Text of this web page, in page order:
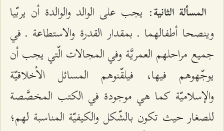
المسألة الثانية: يجب على الوالد والوالدة أن يربّيا
وينصحا أطفالهما ـ بمقدار القدرة والاستطاعة ـ في
جميع مراحلهم العمريَّة وفي المجالات الّتي يجب أن
يوجّهوهم فيها، فيلقّنوهم المسائل الأخلاقيّة
والإسلاميّة كما هي موجودة في الكتب المخصَّصة
للصغار حيث تكون بالشّكل والكيفيّة المناسبة لهم؛